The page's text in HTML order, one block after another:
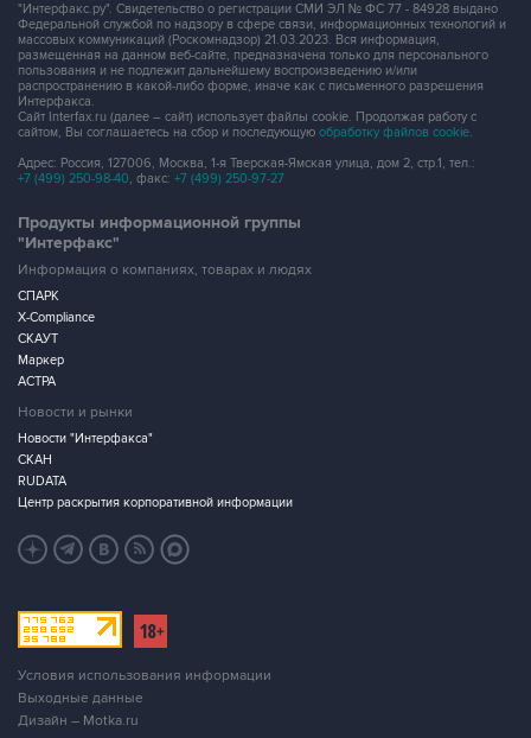
"Интерфакс.ру". Свидетельство о регистрации СМИ ЭЛ № ФС 77 - 84928 выдано
Федеральной службой по надзору в сфере связи, информационных технологий и
массовых коммуникаций (Роскомнадзор) 21.03.2023. Вся информация,
размещенная на данном веб-сайте, предназначена только для персонального
пользования и не подлежит дальнейшему воспроизведению и/или
распространению в какой-либо форме, иначе как с письменного разрешения
Интерфакса.
Сайт Interfax.ru (далее – сайт) использует файлы cookie. Продолжая работу с
сайтом, Вы соглашаетесь на сбор и последующую обработку файлов cookie.
Адрес: Россия, 127006, Москва, 1-я Тверская-Ямская улица, дом 2, стр.1, тел.:
+7 (499) 250-98-40, факс: +7 (499) 250-97-27
Продукты информационной группы
"Интерфакс"
Информация о компаниях, товарах и людях
СПАРК
X-Compliance
СКАУТ
Маркер
АСТРА
Новости и рынки
Новости "Интерфакса"
СКАН
RUDATA
Центр раскрытия корпоративной информации
Условия использования информации
Выходные данные
Дизайн – Motka.ru